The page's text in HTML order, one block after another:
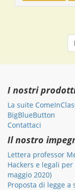
I nostri
La suite
BigBlueButton
Contattaci
Il nostro
Lettera professor
Hackers e legali
maggio 2020)
Proposta di legge a